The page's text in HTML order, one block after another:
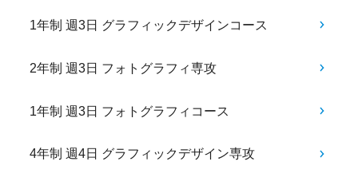
1年制 週3日 グラフィックデザインコース
2年制 週3日 フォトグラフィ専攻
1年制 週3日 フォトグラフィコース
4年制 週4日 グラフィックデザイン専攻